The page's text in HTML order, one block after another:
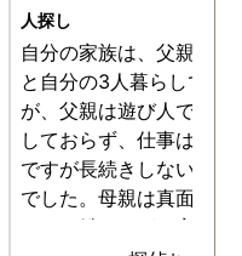
人探し
自分の家族は、父親と母
と自分の3人暮らしでし
が、父親は遊び人で仕事
しておらず、仕事はする
ですが長続きしないタイ
でした。母親は真面目で
ートで働きながら家事も